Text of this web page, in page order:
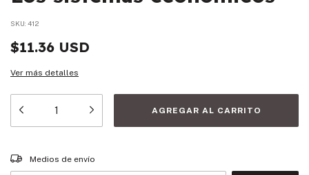
SKU: 412
$11.36 USD
Ver más detalles
Entregas para el CP:
Medios de envío